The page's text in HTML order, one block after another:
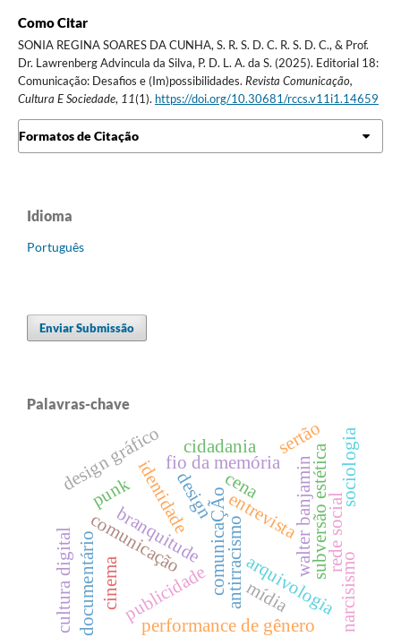
Como Citar
SONIA REGINA SOARES DA CUNHA, S. R. S. D. C. R. S. D. C., & Prof.
Dr. Lawrenberg Advincula da Silva, P. D. L. A. da S. (2025). Editorial 18:
Comunicação: Desafios e (Im)possibilidades. Revista Comunicação,
Cultura E Sociedade, 11(1). https://doi.org/10.30681/rccs.v11i1.14659
Formatos de Citação
Idioma
Português
Enviar Submissão
Palavras-chave
entrevista
comunicaÇÃoantirracismo
comunicação
cinema
design
publicidade
documentário
walter banjamin
arquivologia
fio da memória
branquitude
identidade
performance de gênero
design gráfico subversão estética
punk rede social
mídia
sociologia
narcisismo
cultura digital
cidadania sertão
cena